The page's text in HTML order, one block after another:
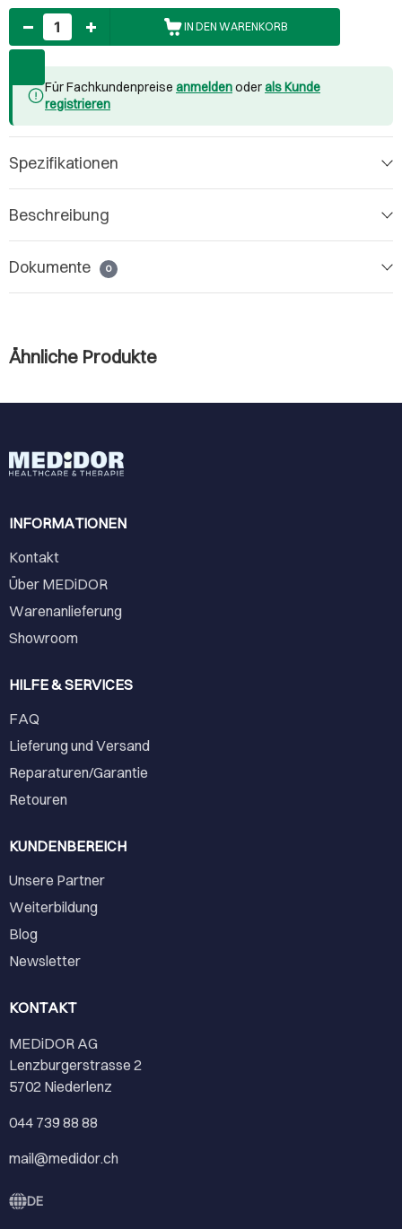
Anzahl
IN DEN WARENKORB
Für Fachkundenpreise anmeldenoderals Kunde
registrieren
Spezifikationen
Beschreibung
Dokumente 0
Ähnliche Produkte
INFORMATIONEN
Kontakt
Über MEDiDOR
Warenanlieferung
Showroom
HILFE & SERVICES
FAQ
Lieferung und Versand
Reparaturen/Garantie
Retouren
KUNDENBEREICH
Unsere Partner
Weiterbildung
Blog
Newsletter
KONTAKT
MEDiDOR AG
Lenzburgerstrasse 2
5702 Niederlenz
044 739 88 88
mail@medidor.ch
DE